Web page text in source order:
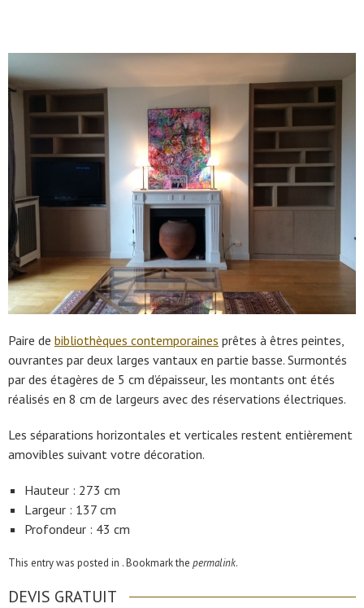
Paire de bibliothèques contemporaines prêtes à êtres peintes,
ouvrantes par deux larges vantaux en partie basse. Surmontés
par des étagères de 5 cm d’épaisseur, les montants ont étés
réalisés en 8 cm de largeurs avec des réservations électriques.
Les séparations horizontales et verticales restent entièrement
amovibles suivant votre décoration.
Hauteur : 273 cm
Largeur : 137 cm
Profondeur : 43 cm
This entry was posted in . Bookmark the permalink.
DEVIS GRATUIT